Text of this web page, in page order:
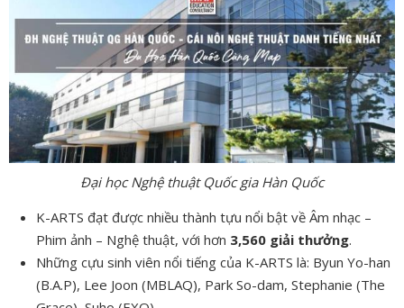
Đại học Nghệ thuật Quốc gia Hàn Quốc
K-ARTS đạt được nhiều thành tựu nổi bật về Âm nhạc –
Phim ảnh – Nghệ thuật, với hơn 3,560 giải thưởng.
Những cựu sinh viên nổi tiếng của K-ARTS là: Byun Yo-han
(B.A.P), Lee Joon (MBLAQ), Park So-dam, Stephanie (The